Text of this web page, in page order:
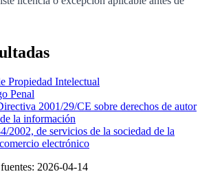
Intelectual
Penal
2001/29/CE sobre derechos de autor
la información
de servicios de la sociedad de la
electrónico
2026-04-14